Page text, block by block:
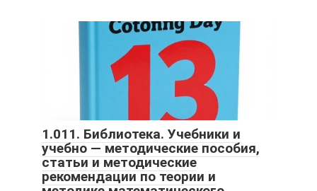
1.011. Библиотека. Учебники и
учебно — методические пособия,
статьи и методические
рекомендации по теории и